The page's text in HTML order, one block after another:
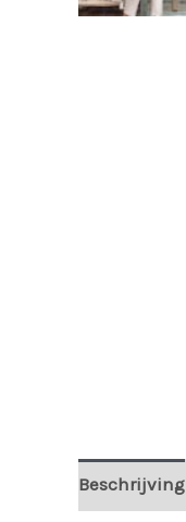
Beschrijving